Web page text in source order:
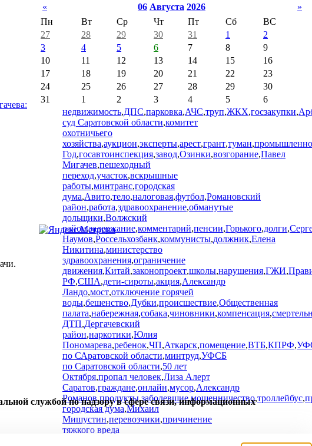
«
06 Августа 2026
»
Пн
Вт Ср Чт Пт Сб
ВС
27
28 29 30 31 1
2
3
4 5 6 7 8
9
10
11 12 13 14 15
16
17
18 19 20 21 22
23
24
25 26 27 28 29
30
31
1 2 3 4 5
6
недвижимость,ДПС,парковка,АЧС,труп,ЖКХ,госзакупки,
суд Саратовской области,комитет
охотничьего
хозяйства,аукцион,эксперты,арест,грант,туман,
Год,госавтоинспекция,завод,Озинки,возгорание,Павел
Мигачев,пешеходный
переход,участок,вскрышные
работы,минтранс,городская
дума,Авито,тело,налоговая,футбол,Романовский
район,работа,здравоохранение,обманутые
дольщики,Волжский
район,задержание,комментарий,пенсии,Горького,долги,
Наумов,Россельхозбанк,коммунисты,должник,Елена
Никитина,министерство
здравоохранения,ограничение
движения,Китай,законопроект,школы,нарушения,ГЖИ,
РФ,США,дети-сироты,акция,Александр
Ландо,мост,отключение горячей
воды,бешенство,Дубки,происшествие,Общественная
палата,набережная,собака,чиновники,компенсация,
ДТП,Дергачевский
район,наркотики,Юлия
Пономарева,ребенок,ЧП,Аткарск,помещение,ВТБ,КПРФ,
по САратовской области,минтруд,УФСБ
по Саратовской области,50 лет
Октября,пропал человек,Лиза Алерт
Саратов,граждане,онлайн,мусор,Александр
Романов,продукты,заболевшие,мошенничество,троллейбус,
городская дума,Михаил
Мишустин,перевозчики,причинение
тяжкого вреда
службой по надзору в сфере связи, информационных